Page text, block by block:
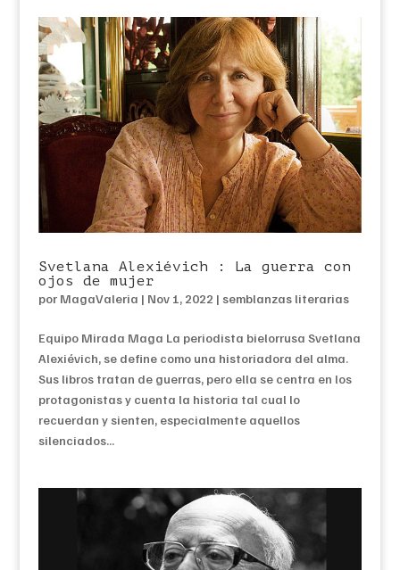
Svetlana Alexiévich : La guerra con
ojos de mujer
por MagaValeria | Nov 1, 2022 | semblanzas literarias
Equipo Mirada Maga La periodista bielorrusa Svetlana
Alexiévich, se define como una historiadora del alma.
Sus libros tratan de guerras, pero ella se centra en los
protagonistas y cuenta la historia tal cual lo
recuerdan y sienten, especialmente aquellos
silenciados...